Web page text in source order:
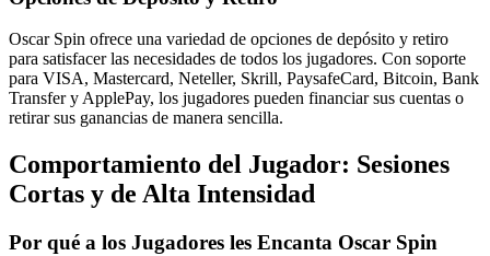
Oscar Spin ofrece una variedad de opciones de depósito y retiro
para satisfacer las necesidades de todos los jugadores. Con soporte
para VISA, Mastercard, Neteller, Skrill, PaysafeCard, Bitcoin, Bank
Transfer y ApplePay, los jugadores pueden financiar sus cuentas o
retirar sus ganancias de manera sencilla.
Comportamiento del Jugador: Sesiones
Cortas y de Alta Intensidad
Por qué a los Jugadores les Encanta Oscar Spin